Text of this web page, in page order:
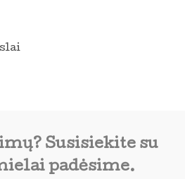
Susisiekite su
padėsime.